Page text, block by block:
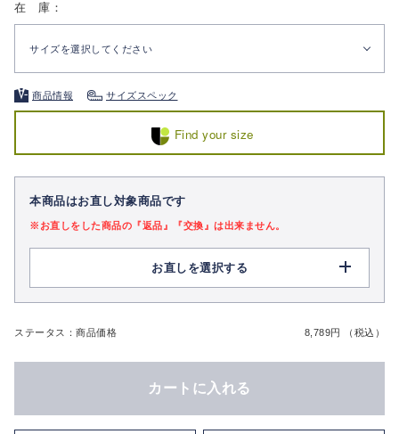
在 庫：
サイズを選択してください
商品情報 サイズスペック
Find your size
本商品はお直し対象商品です
※お直しをした商品の『返品』『交換』は出来ません。
お直しを選択する
ステータス：商品価格 8,789円 （税込）
カートに入れる